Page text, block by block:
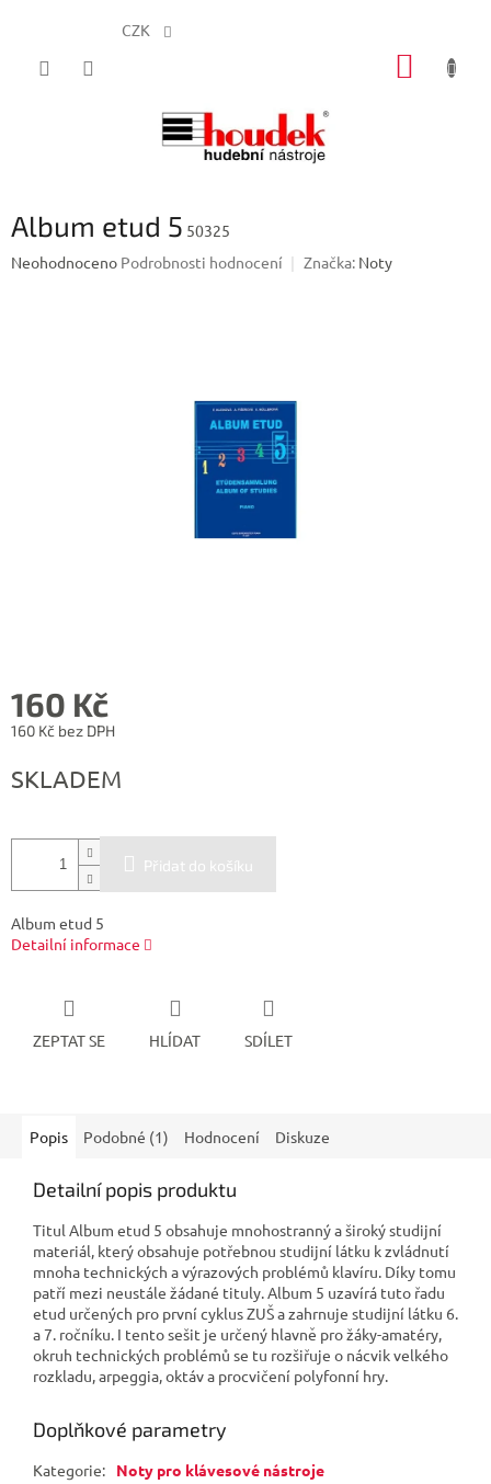
CZK
Album etud 5 50325
Průměrné
Neohodnoceno Podrobnosti hodnocení Značka: Noty
160 Kč
160 Kč bez DPH
cena:
SKLADEM
Přidat do košíku
Album etud 5
Detailní informace
ZEPTAT SE HLÍDAT SDÍLET
Popis Podobné (1) Hodnocení Diskuze
Detailní popis produktu
Titul Album etud 5 obsahuje mnohostranný a široký studijní
materiál, který obsahuje potřebnou studijní látku k zvládnutí
mnoha technických a výrazových problémů klavíru. Díky tomu
patří mezi neustále žádané tituly. Album 5 uzavírá tuto řadu
etud určených pro první cyklus ZUŠ a zahrnuje studijní látku 6.
a 7. ročníku. I tento sešit je určený hlavně pro žáky-amatéry,
okruh technických problémů se tu rozšiřuje o nácvik velkého
rozkladu, arpeggia, oktáv a procvičení polyfonní hry.
Doplňkové parametry
Kategorie:
Noty pro klávesové nástroje